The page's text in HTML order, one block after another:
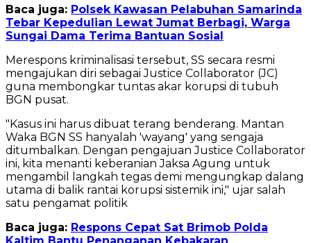
Baca juga: Polsek Kawasan Pelabuhan Samarinda
Tebar Kepedulian Lewat Jumat Berbagi, Warga
Sungai Dama Terima Bantuan Sosial
Merespons kriminalisasi tersebut, SS secara resmi
mengajukan diri sebagai Justice Collaborator (JC)
guna membongkar tuntas akar korupsi di tubuh
BGN pusat.
"Kasus ini harus dibuat terang benderang. Mantan
Waka BGN SS hanyalah 'wayang' yang sengaja
ditumbalkan. Dengan pengajuan Justice Collaborator
ini, kita menanti keberanian Jaksa Agung untuk
mengambil langkah tegas demi mengungkap dalang
utama di balik rantai korupsi sistemik ini," ujar salah
satu pengamat politik
Baca juga: Respons Cepat Sat Brimob Polda